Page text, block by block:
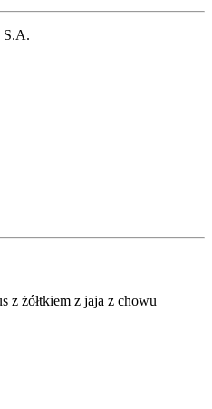
S.A.
z żółtkiem z jaja z chowu